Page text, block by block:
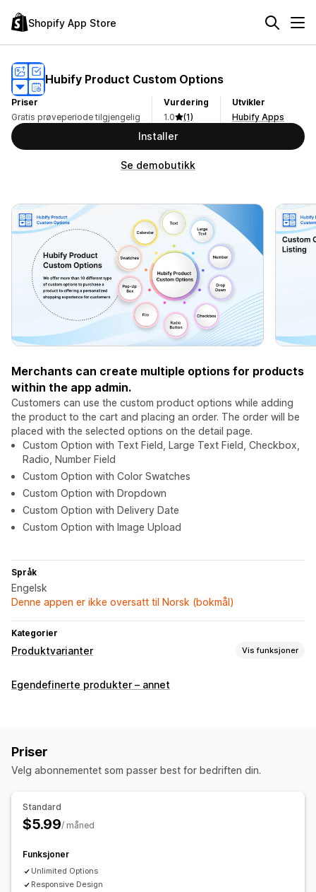
Shopify App Store
Hubify Product Custom Options
Priser
Gratis prøveperiode tilgjengelig
Vurdering
1.0
(1)
Utvikler
Hubify Apps
Installer
Se demobutikk
Merchants can create multiple options for products
within the app admin.
Customers can use the custom product options while adding
the product to the cart and placing an order. The order will be
placed with the selected options on the detail page.
Custom Option with Text Field, Large Text Field, Checkbox,
Radio, Number Field
Custom Option with Color Swatches
Custom Option with Dropdown
Custom Option with Delivery Date
Custom Option with Image Upload
Språk
Engelsk
Denne appen er ikke oversatt til Norsk (bokmål)
Kategorier
Produktvarianter Vis funksjoner
Tilpasning
Egendefinerte produkter – annet
Priser
Velg abonnementet som passer best for bedriften din.
Standard
$5.99/ måned
Funksjoner
Unlimited Options
Responsive Design